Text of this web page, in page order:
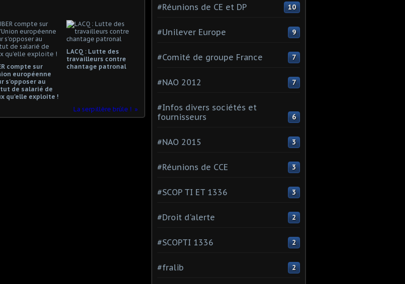
compte sur
européenne
s'opposer au
de salarié de
qu'elle exploite !
LACQ : Lutte des
travailleurs contre
chantage patronal
La serpillère brûle !
#Réunions de CE et DP 10
#Unilever Europe 9
#Comité de groupe France 7
#NAO 2012 7
#Infos divers sociétés et
fournisseurs
6
#NAO 2015 3
#Réunions de CCE 3
#SCOP TI ET 1336 3
#Droit d'alerte 2
#SCOPTI 1336 2
#fralib 2